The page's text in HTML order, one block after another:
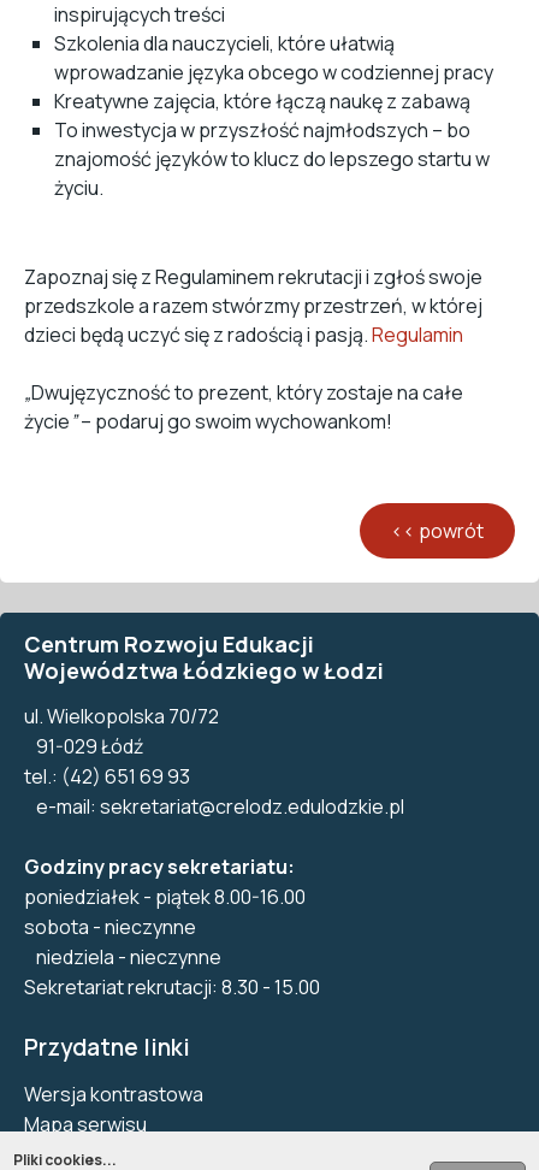
inspirujących treści
Szkolenia dla nauczycieli, które ułatwią
wprowadzanie języka obcego w codziennej pracy
Kreatywne zajęcia, które łączą naukę z zabawą
To inwestycja w przyszłość najmłodszych – bo
znajomość języków to klucz do lepszego startu w
życiu.
Zapoznaj się z Regulaminem rekrutacji i zgłoś swoje
przedszkole a razem stwórzmy przestrzeń, w której
dzieci będą uczyć się z radością i pasją.Regulamin
„Dwujęzyczność to prezent, który zostaje na całe
życie”– podaruj go swoim wychowankom!
Centrum Rozwoju Edukacji
Województwa Łódzkiego w Łodzi
ul. Wielkopolska 70/72
91-029 Łódź
tel.: (42) 651 69 93
e-mail: sekretariat@crelodz.edulodzkie.pl
Godziny pracy sekretariatu:
poniedziałek - piątek 8.00-16.00
sobota - nieczynne
niedziela - nieczynne
Sekretariat rekrutacji: 8.30 - 15.00
Przydatne linki
Wersja kontrastowa
Mapa serwisu
Biuletyn Informacji Publicznej
Pliki cookies...